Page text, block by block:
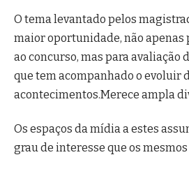
O tema levantado pelos
maior oportunidade, não apenas
ao concurso, mas para avaliação
que tem acompanhado o evoluir
acontecimentos.Merece ampla
Os espaços da mídia a estes
grau de interesse que os